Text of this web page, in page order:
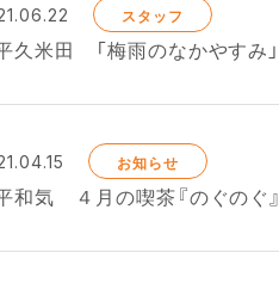
スタッフ
久米田 「梅雨のなかやすみ」
お知らせ
和気 ４月の喫茶『のぐのぐ』